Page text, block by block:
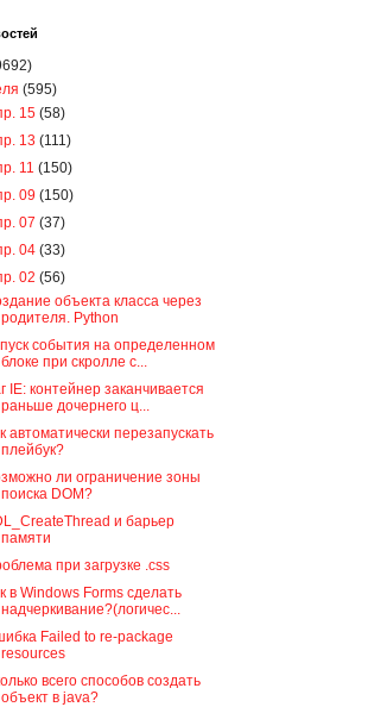
(595)
15 (58)
13 (111)
11 (150)
09 (150)
07 (37)
04 (33)
02 (56)
объекта класса через
родителя. Python
события на определенном
блоке при скролле с...
IE: контейнер заканчивается
раньше дочернего ц...
автоматически перезапускать
плейбук?
ли ограничение зоны
поиска DOM?
и барьер
памяти
при загрузке .css
в Windows Forms сделать
надчеркивание?(логичес...
Failed to re-package
resources
всего способов создать
объект в java?